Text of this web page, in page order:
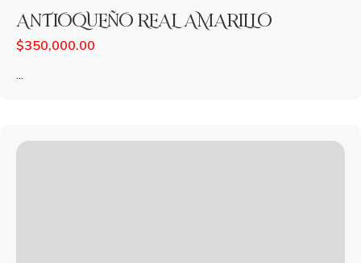
ANTIOQUEÑO REAL AMARILLO
$350,000.00
...